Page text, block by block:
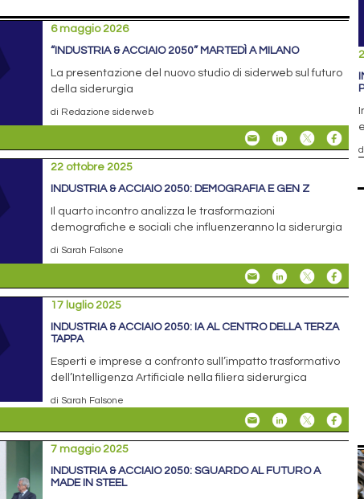
6 maggio 2026
“INDUSTRIA & ACCIAIO 2050” MARTEDÌ A MILANO
La presentazione del nuovo studio di siderweb sul futuro
della siderurgia
di Redazione siderweb
22 ottobre 2025
INDUSTRIA & ACCIAIO 2050: DEMOGRAFIA E GEN Z
Il quarto incontro analizza le trasformazioni
demografiche e sociali che influenzeranno la siderurgia
di Sarah Falsone
17 luglio 2025
INDUSTRIA & ACCIAIO 2050: IA AL CENTRO DELLA TERZA
TAPPA
Esperti e imprese a confronto sull’impatto trasformativo
dell’Intelligenza Artificiale nella filiera siderurgica
di Sarah Falsone
7 maggio 2025
INDUSTRIA & ACCIAIO 2050: SGUARDO AL FUTURO A
MADE IN STEEL